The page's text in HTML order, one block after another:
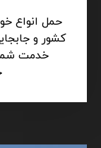
حمل انواع
کشور و